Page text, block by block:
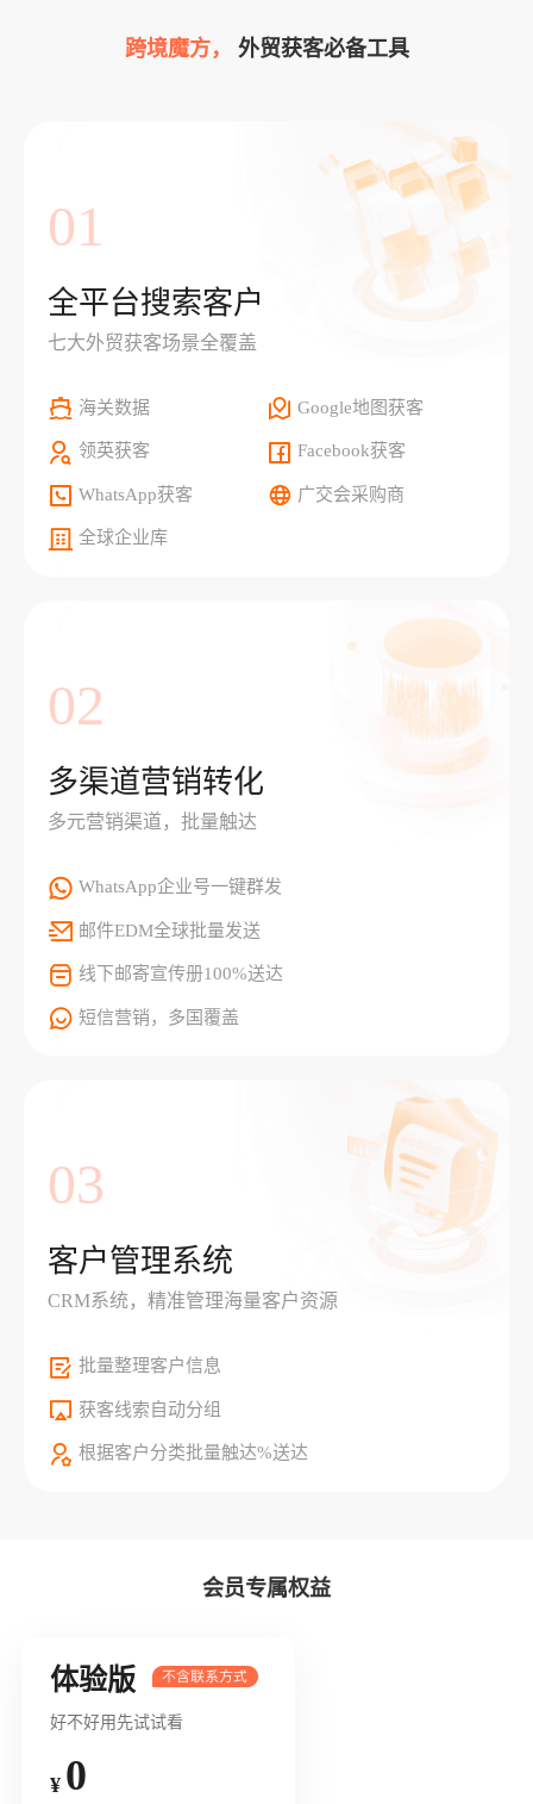
跨境魔方， 外贸获客必备工具
01
全平台搜索客户
七大外贸获客场景全覆盖
海关数据 Google地图获客
领英获客 Facebook获客
WhatsApp获客 广交会采购商
全球企业库
02
多渠道营销转化
多元营销渠道，批量触达
WhatsApp企业号一键群发
邮件EDM全球批量发送
线下邮寄宣传册100%送达
短信营销，多国覆盖
03
客户管理系统
CRM系统，精准管理海量客户资源
批量整理客户信息
获客线索自动分组
根据客户分类批量触达%送达
会员专属权益
体验版
好不好用先试试看
¥ 0